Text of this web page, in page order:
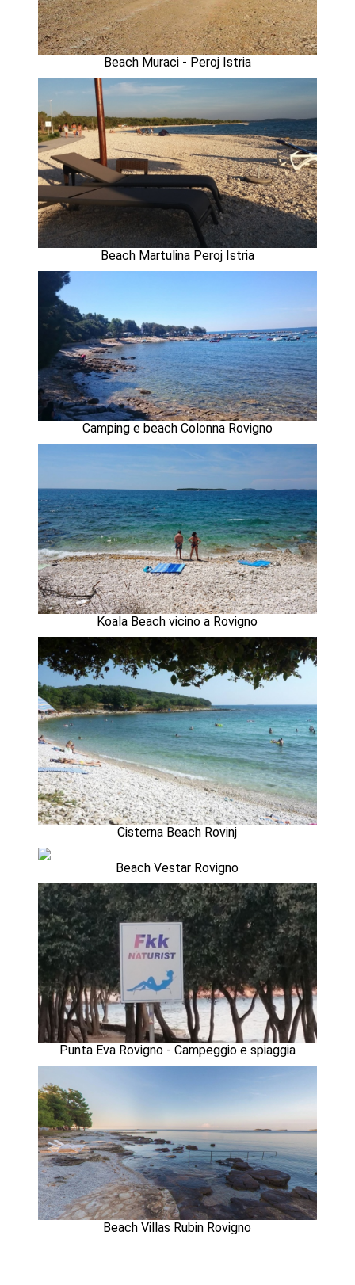
Beach Muraci - Peroj Istria
Beach Martulina Peroj Istria
Camping e beach Colonna Rovigno
Koala Beach vicino a Rovigno
Cisterna Beach Rovinj
Beach Vestar Rovigno
Punta Eva Rovigno - Campeggio e spiaggia
Beach Villas Rubin Rovigno